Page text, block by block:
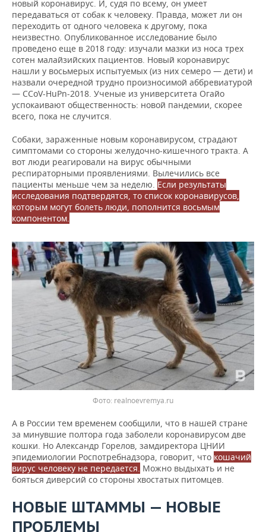
НЕФТЕХИМИЯ
НЕФТЬ
ОПК
ЭНЕРГЕТИКА
РОЗНИЧНАЯ ТОРГОВЛЯ
ТРАНСПОРТ
УСЛУГИ
НОВОСТИ ТЕХНОЛОГИЙ
IT
МЕДИА
ТЕЛЕКОММУНИКАЦИИ
МЕРОПРИЯТИЯ
НОВОСТИ МЕРОПРИЯТИЙ
ВЫЕЗДНАЯ РЕДАКЦИЯ
БИЗНЕС-БРАНЧИ
ОТКРЫТАЯ ЛЕКЦИЯ
СПОРТ
НОВОСТИ СПОРТА
ФУТБОЛ
БАСКЕТБОЛ
ВОЛЕЙБОЛ
КИБЕРСПОРТ
ФИГУРНОЕ КАТАНИЕ
ВОДНЫЕ ВИДЫ СПОРТА
ХОККЕЙ С МЯЧОМ
ОБЩЕСТВО
НОВОСТИ ОБЩЕСТВА
ИНФРАСТРУКТУРА
ИСТОРИЯ
КУЛЬТУРА
МЕДИЦИНА
ОБРАЗОВАНИЕ
ПРОИСШЕСТВИЯ
ФОТОГАЛЕРЕЯ
СПРАВОЧНИК
СПИСОК ПЕРСОН
СПИСОК КОМПАНИЙ
ПОЛНАЯ ВЕРСИЯ
новый коронавирус. И, судя по всему, он умеет
передаваться от собак к человеку. Правда, может ли он
переходить от одного человека к другому, пока
неизвестно. Опубликованное исследование было
проведено еще в 2018 году: изучали мазки из носа трех
сотен малайзийских пациентов. Новый коронавирус
нашли у восьмерых испытуемых (из них семеро — дети) и
назвали очередной трудно произносимой аббревиатурой
— CCoV-HuPn-2018. Ученые из университета Огайо
успокаивают общественность: новой пандемии, скорее
всего, пока не случится.
Собаки, зараженные новым коронавирусом, страдают
симптомами со стороны желудочно-кишечного тракта. А
вот люди реагировали на вирус обычными
респираторными проявлениями. Вылечились все
пациенты меньше чем за неделю. Если результаты
исследования подтвердятся, то список коронавирусов,
которым могут болеть люди, пополнится восьмым
компонентом.
realnoevremya.ru
А в России тем временем сообщили, что в нашей стране
за минувшие полтора года заболели коронавирусом две
кошки. Но Александр Горелов, замдиректора ЦНИИ
эпидемиологии Роспотребнадзора, говорит, что кошачий
вирус человеку не передается. Можно выдыхать и не
бояться диверсий со стороны хвостатых питомцев.
НОВЫЕ ШТАММЫ — НОВЫЕ
ПРОБЛЕМЫ